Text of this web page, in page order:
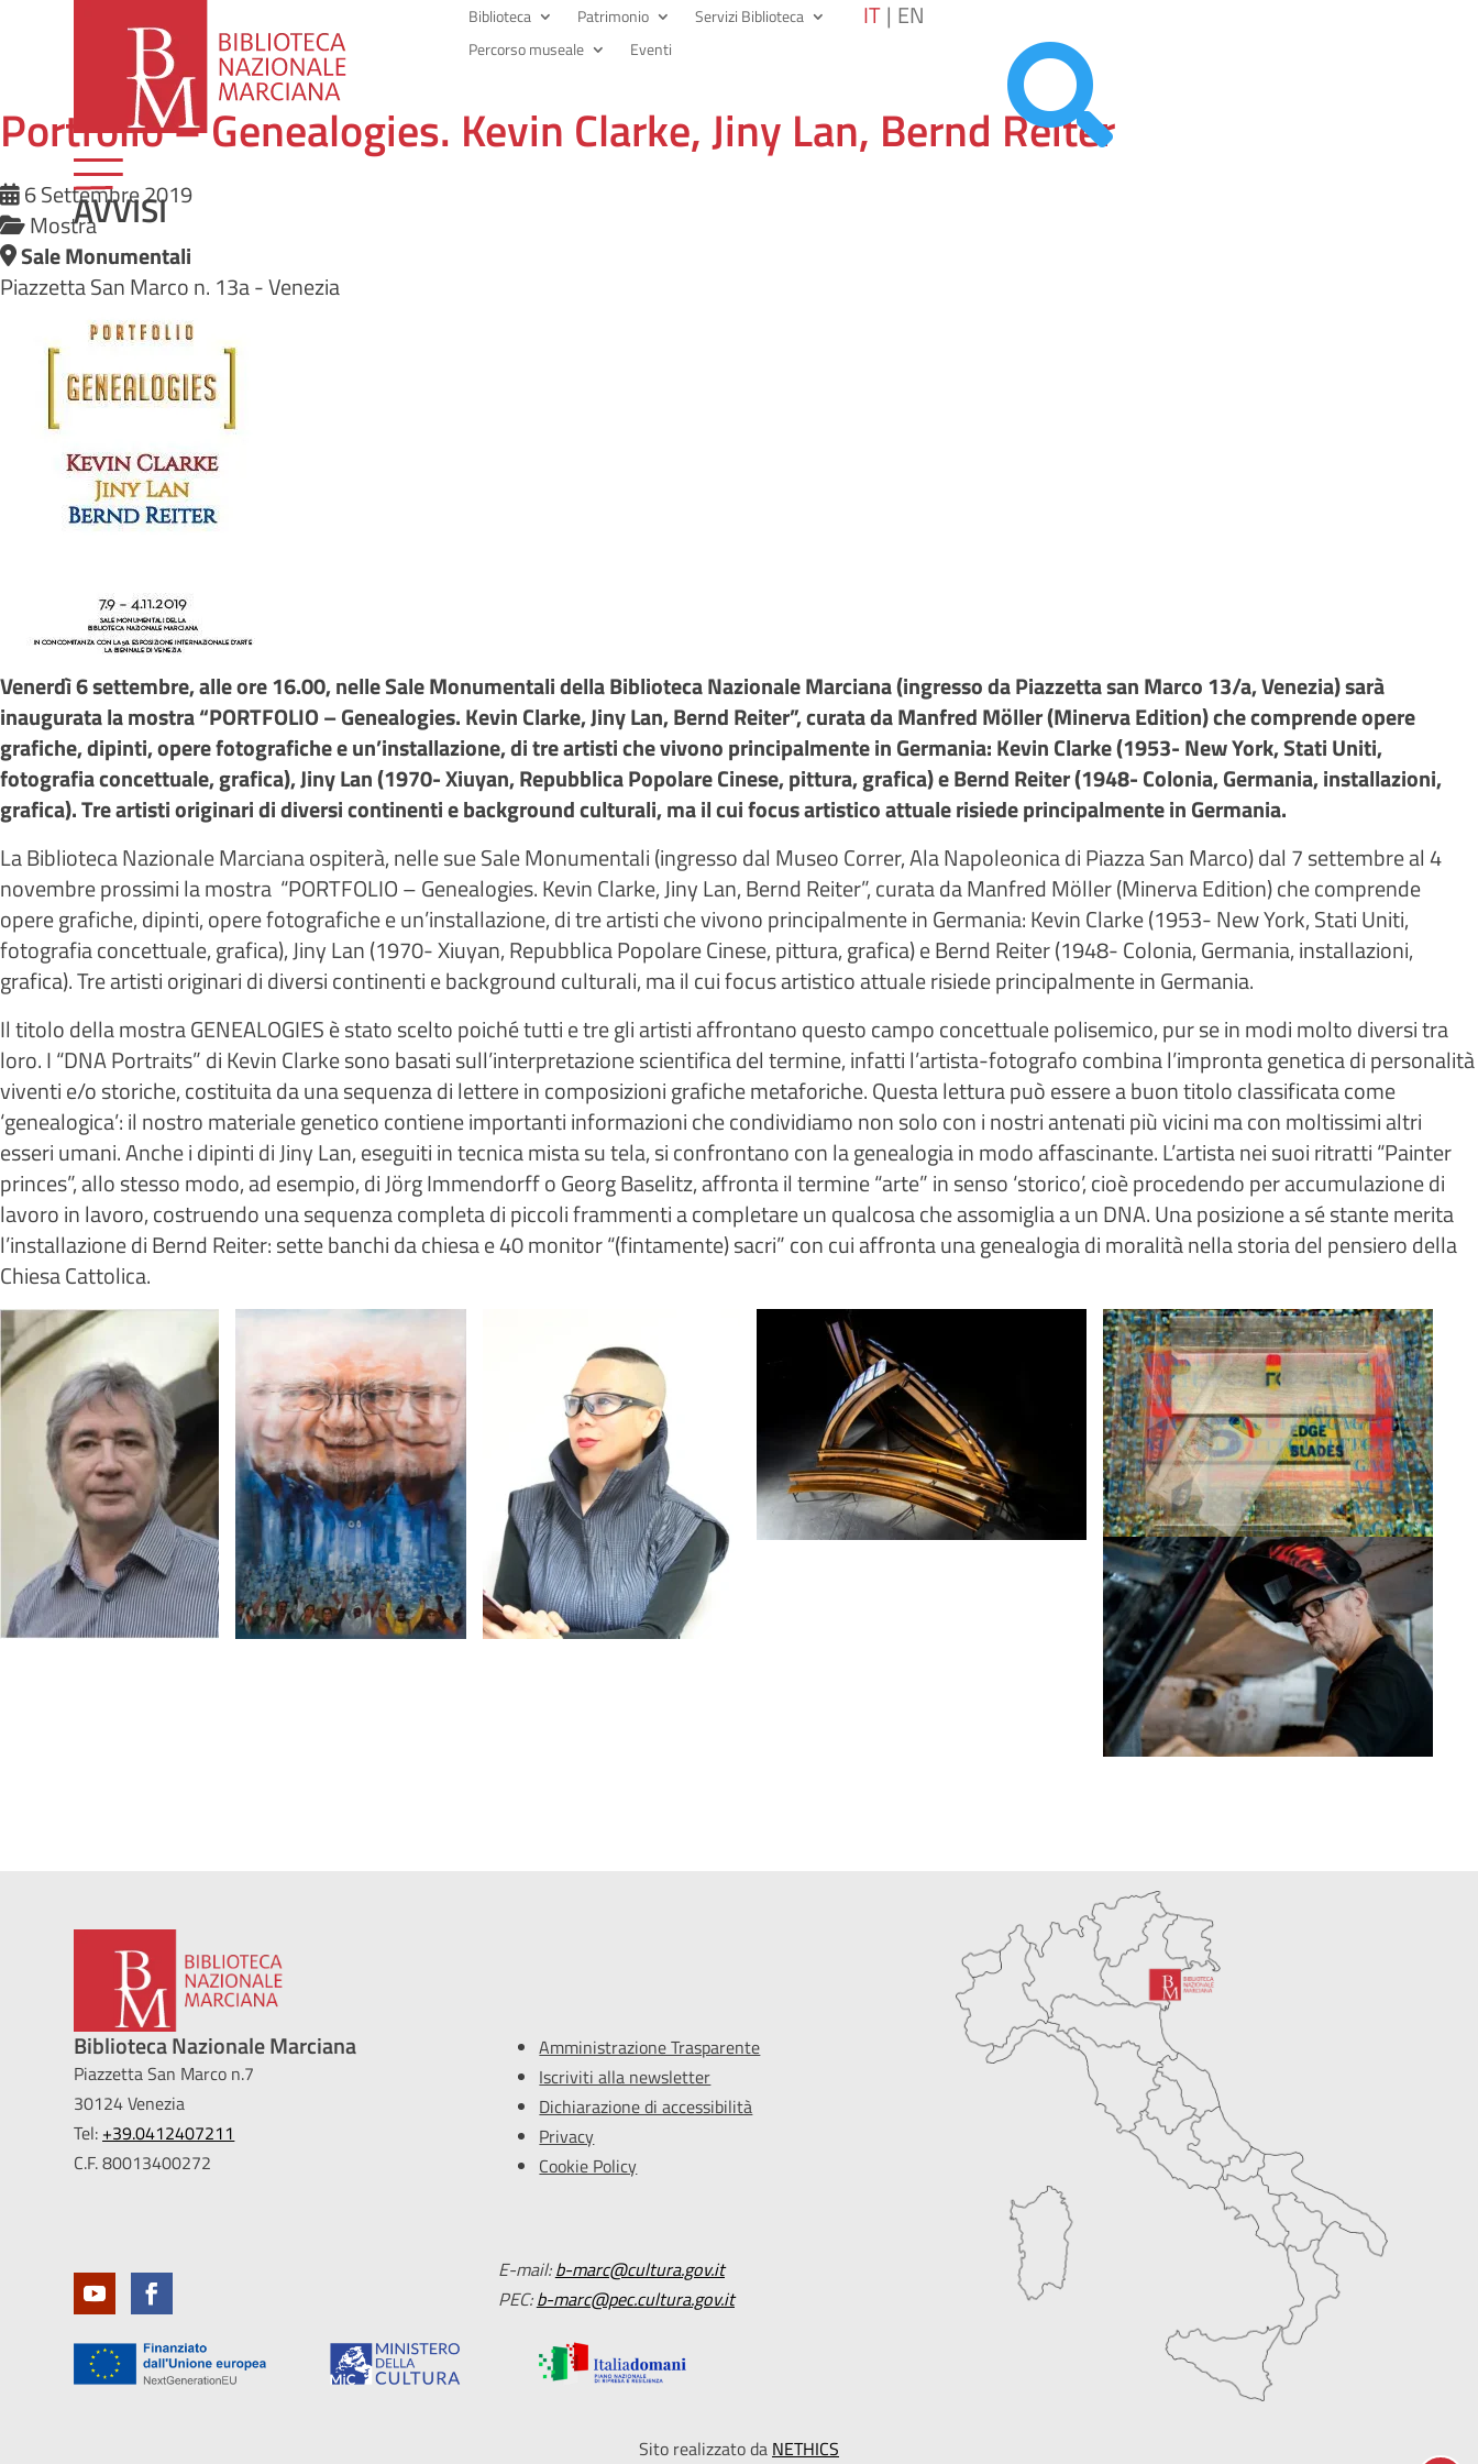
Biblioteca Patrimonio
Servizi Biblioteca
Percorso museale
Eventi
IT EN

AVVISI
Portfolio – Genealogies. Kevin Clarke, Jiny Lan, Bernd Reiter
6 Settembre 2019
Mostra
Sale Monumentali
Piazzetta San Marco n. 13a - Venezia
Venerdì 6 settembre, alle ore 16.00, nelle Sale Monumentali della Biblioteca Nazionale Marciana (ingresso da Piazzetta san Marco 13/a, Venezia) sarà
inaugurata la mostra “PORTFOLIO – Genealogies. Kevin Clarke, Jiny Lan, Bernd Reiter”, curata da Manfred Möller (Minerva Edition) che comprende opere
grafiche, dipinti, opere fotografiche e un’installazione, di tre artisti che vivono principalmente in Germania: Kevin Clarke (1953- New York, Stati Uniti,
fotografia concettuale, grafica), Jiny Lan (1970- Xiuyan, Repubblica Popolare Cinese, pittura, grafica) e Bernd Reiter (1948- Colonia, Germania, installazioni,
grafica). Tre artisti originari di diversi continenti e background culturali, ma il cui focus artistico attuale risiede principalmente in Germania.
La Biblioteca Nazionale Marciana ospiterà, nelle sue Sale Monumentali (ingresso dal Museo Correr, Ala Napoleonica di Piazza San Marco) dal 7 settembre al 4
novembre prossimi la mostra “PORTFOLIO – Genealogies. Kevin Clarke, Jiny Lan, Bernd Reiter”, curata da Manfred Möller (Minerva Edition) che comprende
opere grafiche, dipinti, opere fotografiche e un’installazione, di tre artisti che vivono principalmente in Germania: Kevin Clarke (1953- New York, Stati Uniti,
fotografia concettuale, grafica), Jiny Lan (1970- Xiuyan, Repubblica Popolare Cinese, pittura, grafica) e Bernd Reiter (1948- Colonia, Germania, installazioni,
grafica). Tre artisti originari di diversi continenti e background culturali, ma il cui focus artistico attuale risiede principalmente in Germania.
Il titolo della mostra GENEALOGIES è stato scelto poiché tutti e tre gli artisti affrontano questo campo concettuale polisemico, pur se in modi molto diversi tra
loro. I “DNA Portraits” di Kevin Clarke sono basati sull’interpretazione scientifica del termine, infatti l’artista-fotografo combina l’impronta genetica di personalità
viventi e/o storiche, costituita da una sequenza di lettere in composizioni grafiche metaforiche. Questa lettura può essere a buon titolo classificata come
‘genealogica’: il nostro materiale genetico contiene importanti informazioni che condividiamo non solo con i nostri antenati più vicini ma con moltissimi altri
esseri umani. Anche i dipinti di Jiny Lan, eseguiti in tecnica mista su tela, si confrontano con la genealogia in modo affascinante. L’artista nei suoi ritratti “Painter
princes”, allo stesso modo, ad esempio, di Jörg Immendorff o Georg Baselitz, affronta il termine “arte” in senso ‘storico’, cioè procedendo per accumulazione di
lavoro in lavoro, costruendo una sequenza completa di piccoli frammenti a completare un qualcosa che assomiglia a un DNA. Una posizione a sé stante merita
l’installazione di Bernd Reiter: sette banchi da chiesa e 40 monitor “(fintamente) sacri” con cui affronta una genealogia di moralità nella storia del pensiero della
Chiesa Cattolica.
Biblioteca Nazionale Marciana
Piazzetta San Marco n.7
30124 Venezia
Tel: +39.0412407211
C.F. 80013400272
Amministrazione Trasparente
Iscriviti alla newsletter
Dichiarazione di accessibilità
Privacy
Cookie Policy
E-mail:b-marc@cultura.gov.it
PEC:b-marc@pec.cultura.gov.it
Sito realizzato da NETHICS